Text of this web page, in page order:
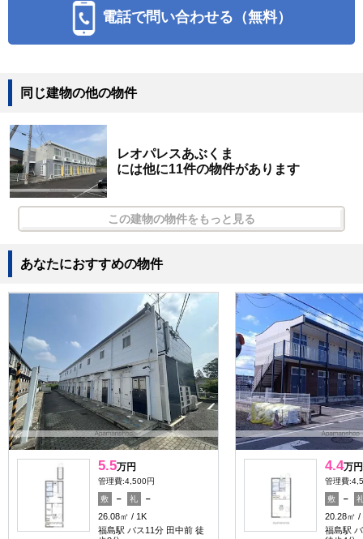
電話で問い合わせる（無料）
同じ建物の他の物件
レオパレスあぶくま
には他に11件の物件があります
この建物の物件をもっと見る
あなたにおすすめの物件
5.5万円
管理費:4,500円
敷 － 礼
－
26.08㎡
1K
福島駅 バス11分 田中前 徒
4.4万円
管理費
敷 －
20.28㎡
福島駅